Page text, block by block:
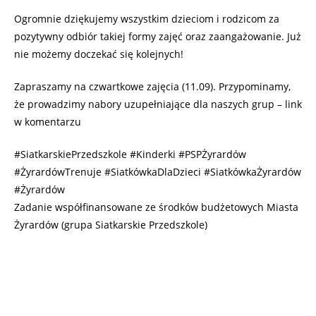
Ogromnie dziękujemy wszystkim dzieciom i rodzicom za
pozytywny odbiór takiej formy zajęć oraz zaangażowanie. Już
nie możemy doczekać się kolejnych!
Zapraszamy na czwartkowe zajęcia (11.09). Przypominamy,
że prowadzimy nabory uzupełniające dla naszych grup – link
w komentarzu
#SiatkarskiePrzedszkole #Kinderki #PSPŻyrardów
#ŻyrardówTrenuje #SiatkówkaDlaDzieci #SiatkówkaŻyrardów
#Żyrardów
Zadanie współfinansowane ze środków budżetowych Miasta
Żyrardów (grupa Siatkarskie Przedszkole)